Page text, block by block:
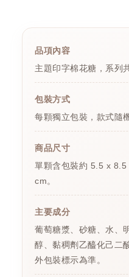
品項內容
主題印字棉花糖，系列
包裝方式
每顆獨立包裝，款式隨
商品尺寸
單顆含包裝約 5.5 x
cm。
主要成分
葡萄糖漿、砂糖、水、
醇、黏稠劑乙醯化己二
外包裝標示為準。